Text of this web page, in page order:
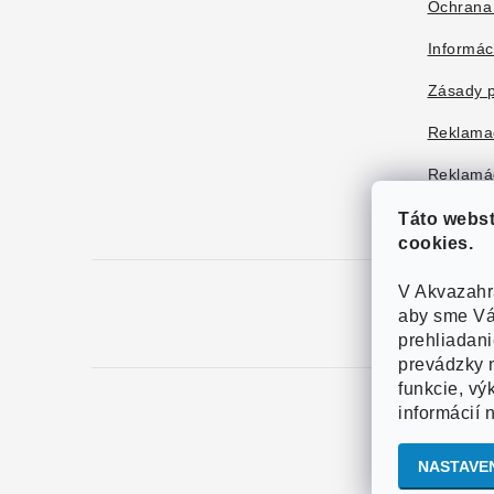
Táto
cookies.
V
aby sme
prevádzky
funkcie,
informácií
Zásady